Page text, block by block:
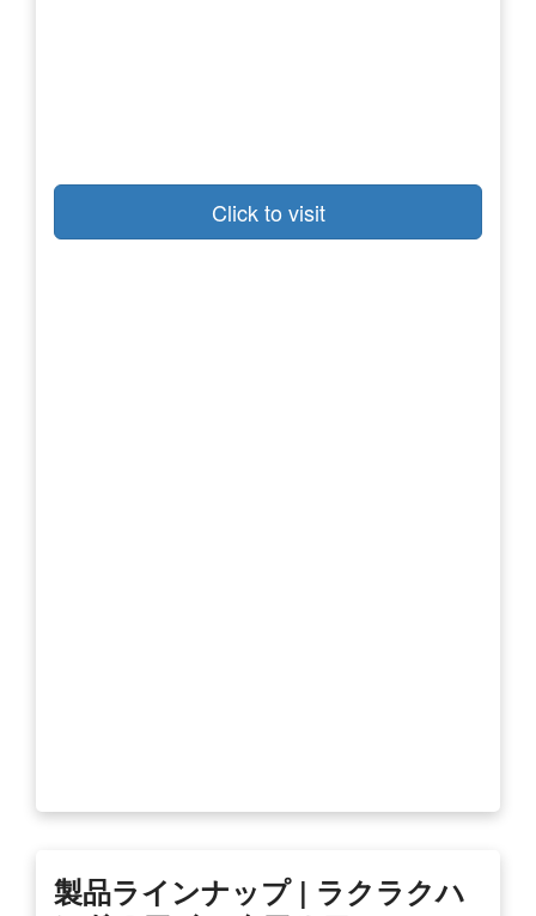
Click to visit
製品ラインナップ | ラクラクハ